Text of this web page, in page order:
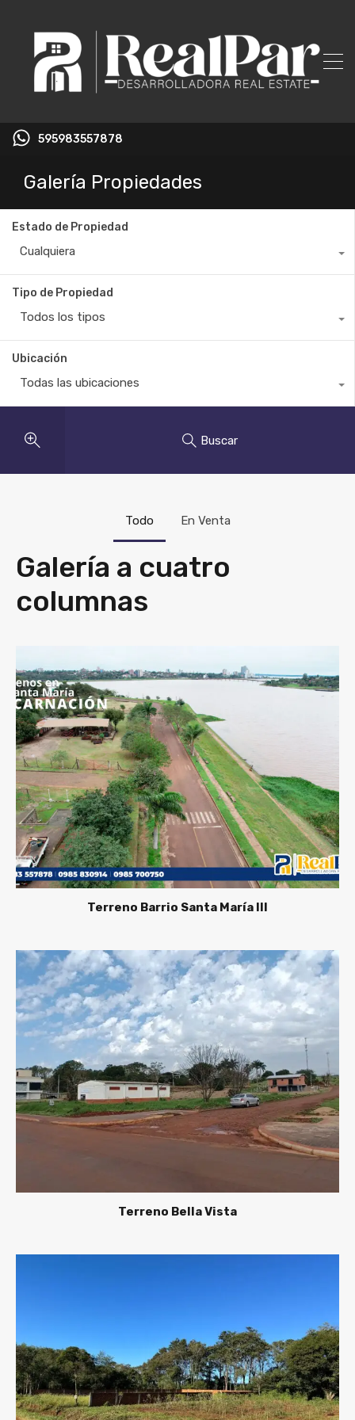
595983557878
Galería Propiedades
Estado de Propiedad
Cualquiera
Tipo de Propiedad
Todos los tipos
Ubicación
Todas las ubicaciones
Buscar
Galería a cuatro
columnas
Todo En Venta
Terreno Barrio Santa María lll
Terreno Bella Vista